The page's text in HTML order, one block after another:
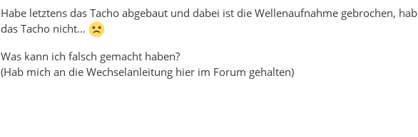
Habe letztens das Tacho abgebaut und dabei ist die Wellenaufnahme gebrochen,
das Tacho nicht...
Was kann ich falsch gemacht haben?
(Hab mich an die Wechselanleitung hier im Forum gehalten)